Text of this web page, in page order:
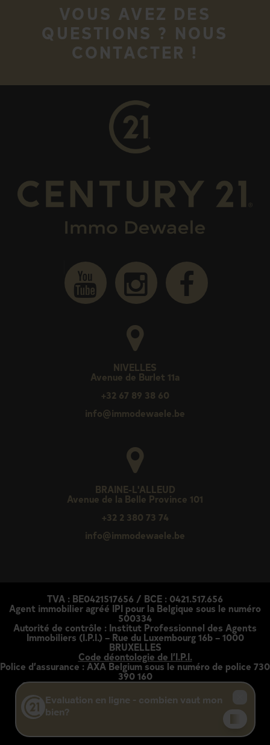
VOUS AVEZ DES
QUESTIONS ? NOUS
CONTACTER !
NIVELLES
Avenue de Burlet 11a
+32 67 89 38 60
info@immodewaele.be
BRAINE-L'ALLEUD
Avenue de la Belle Province 101
+32 2 380 73 74
info@immodewaele.be
TVA : BE0421517656 / BCE : 0421.517.656
Agent immobilier agréé IPI pour la Belgique sous le numéro
500334
Autorité de contrôle : Institut Professionnel des Agents
Immobiliers (I.P.I.) – Rue du Luxembourg 16b – 1000
BRUXELLES
Code déontologie de l’I.P.I.
Police d’assurance : AXA Belgium sous le numéro de police 730
390 160
Chaque agence est juridiquement et financièrement:
indépendante
Conditions générales d’utilisation
Déclaration de